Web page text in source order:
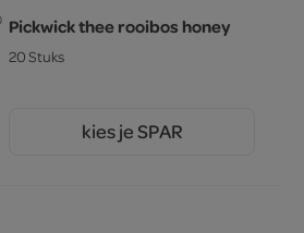
Pickwick thee rooibos honey
20 Stuks
kies je SPAR